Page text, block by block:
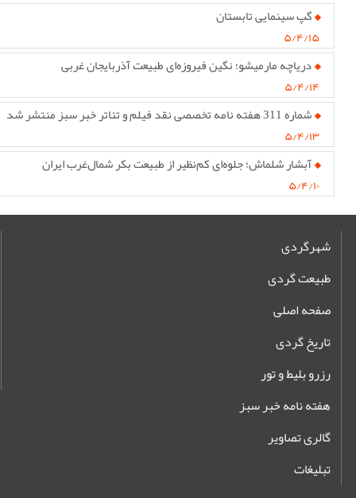
گپ سینمایی تابستان
۵/۴/۱۵
دریاچه مارمیشو؛ نگین فیروزه‌ای طبیعت آذربایجان غربی
۵/۴/۱۴
شماره 311 هفته نامه تخصصی نقد فیلم و تئاتر خبر سبز منتشر شد
۵/۴/۱۳
آبشار شلماش؛ جلوه‌ای کم‌نظیر از طبیعت بکر شمال‌غرب ایران
۵/۴/۱۰
شهرگردی
طبیعت گردی
صفحه اصلی
تاریخ گردی
رزرو بلیط و تور
هفته نامه خبر سبز
گالری تصاویر
تبلیغات